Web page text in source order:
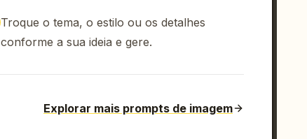
Troque o tema, o estilo ou os detalhes
conforme a sua ideia e gere.
Explorar mais prompts de imagem